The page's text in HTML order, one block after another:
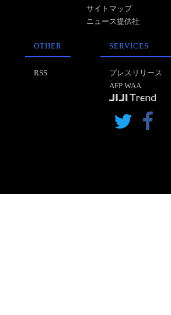
サイトマップ
ニュース提供社
OTHER
RSS
SERVICES
プレスリリース
AFP WAA